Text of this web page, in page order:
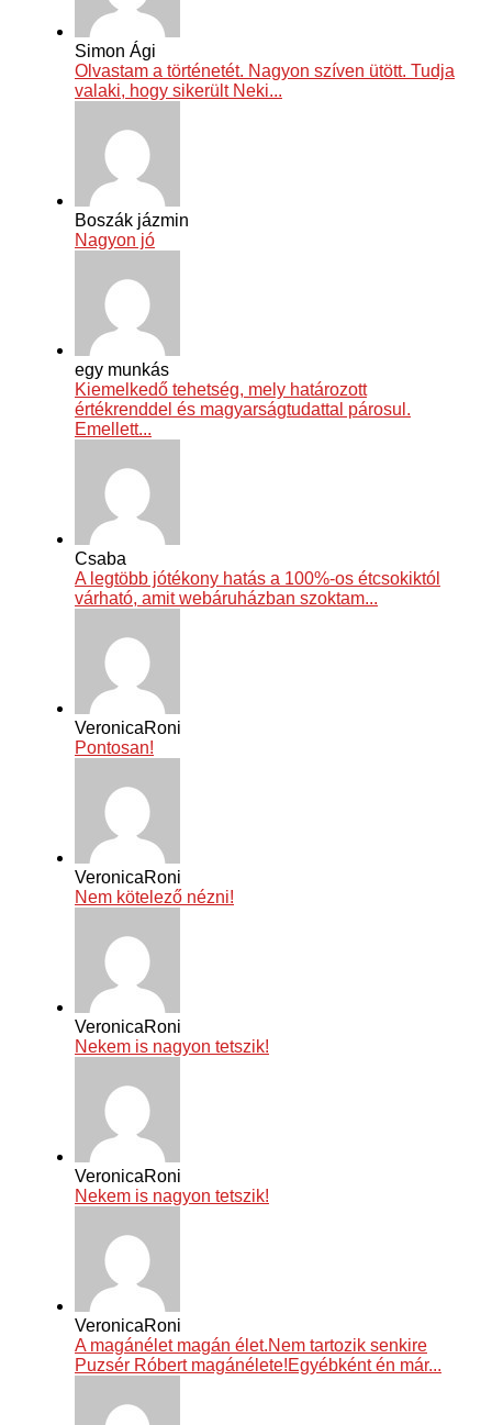
Simon Ági
Olvastam a történetét. Nagyon szíven ütött. Tudja
valaki, hogy sikerült Neki...
Boszák jázmin
Nagyon jó
egy munkás
Kiemelkedő tehetség, mely határozott
értékrenddel és magyarságtudattal párosul.
Emellett...
Csaba
A legtöbb jótékony hatás a 100%-os étcsokiktól
várható, amit webáruházban szoktam...
VeronicaRoni
Pontosan!
VeronicaRoni
Nem kötelező nézni!
VeronicaRoni
Nekem is nagyon tetszik!
VeronicaRoni
Nekem is nagyon tetszik!
VeronicaRoni
A magánélet magán élet.Nem tartozik senkire
Puzsér Róbert magánélete!Egyébként én már...